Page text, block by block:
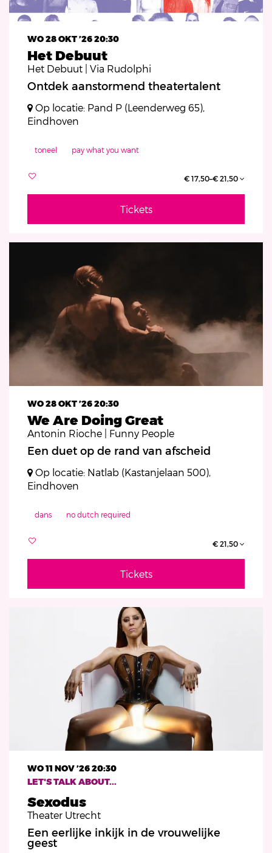
Het Debuut
Het Debuut | Via Rudolphi
WO 28 OKT ’2620:30
Ontdek aanstormend theatertalent
Op locatie: Pand P (Leenderweg 65),
Eindhoven
toneel pay what you want
€ 17,50–€ 21,50
Tickets
We Are Doing Great
Antonin Rioche | Funny People
WO 28 OKT ’2620:30
Een duet op de rand van afscheid
Op locatie: Natlab (Kastanjelaan 500),
Eindhoven
dans no dutch required
€ 21,50
Tickets
Sexodus
Theater Utrecht
LET'S TALK ABOUT...
WO 11 NOV ’2620:30
Een eerlijke inkijk in de vrouwelijke
geest